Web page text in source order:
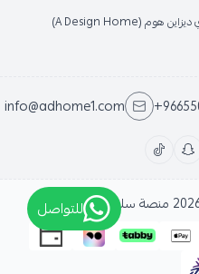
info@adhome1.com
منصة سلة للتواصل